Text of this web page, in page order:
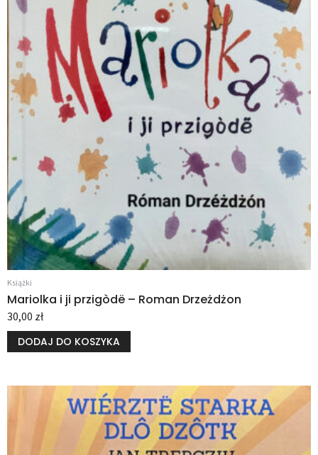
Książki
Mariolka i ji przigòdë – Roman Drzeżdżon
30,00 zł
DODAJ DO KOSZYKA